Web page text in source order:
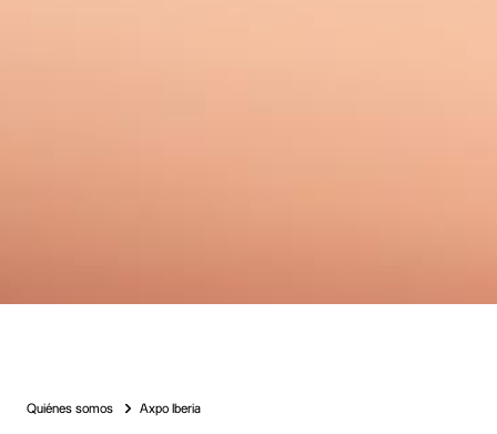
Quiénes somos Axpo Iberia